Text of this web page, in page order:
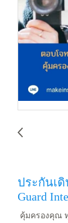
ประกันเ
Guard
คุ้มครองคุณ